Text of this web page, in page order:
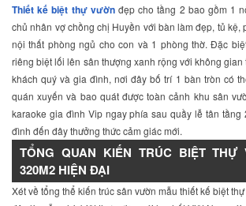
Thiết kế biệt thự vườnđẹp cho tầng 2 bao gồm 1
chủ nhân vợ chồng chị Huyền với bàn làm đẹp, tủ kệ,
nội thất phòng ngủ cho con và 1 phòng thờ. Đặc
riêng biệt lối lên sân thượng xanh rộng với không
khách quý và gia đình, nơi đây bố trí 1 bàn tròn có
quán xuyến và bao quát được toàn cảnh khu sân
karaoke gia đình Vip ngay phía sau quầy lễ tân tầng
đình đến đây thưởng thức cảm giác mới.
TỔNG QUAN KIẾN TRÚC BIỆT THỰ
320M2 HIỆN ĐẠI
Xét về tổng thể kiến trúc sân vườn mẫu thiết kế biệt